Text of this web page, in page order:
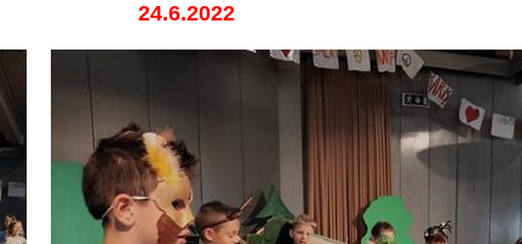
24.6.2022